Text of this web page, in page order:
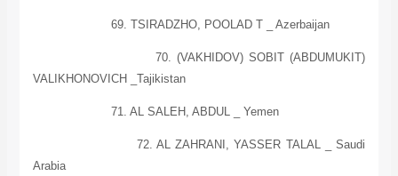
69. TSIRADZHO, POOLAD T _ Azerbaijan
70. (VAKHIDOV) SOBIT (ABDUMUKIT)
VALIKHONOVICH _Tajikistan
71. AL SALEH, ABDUL _ Yemen
72. AL ZAHRANI, YASSER TALAL _Saudi
Arabia